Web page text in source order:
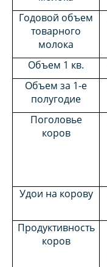
Годовой объем
товарного
молока
Объем 1 кв.
Объем за 1-е
полугодие
Поголовье
коров
Удои на корову
Продуктивность
коров